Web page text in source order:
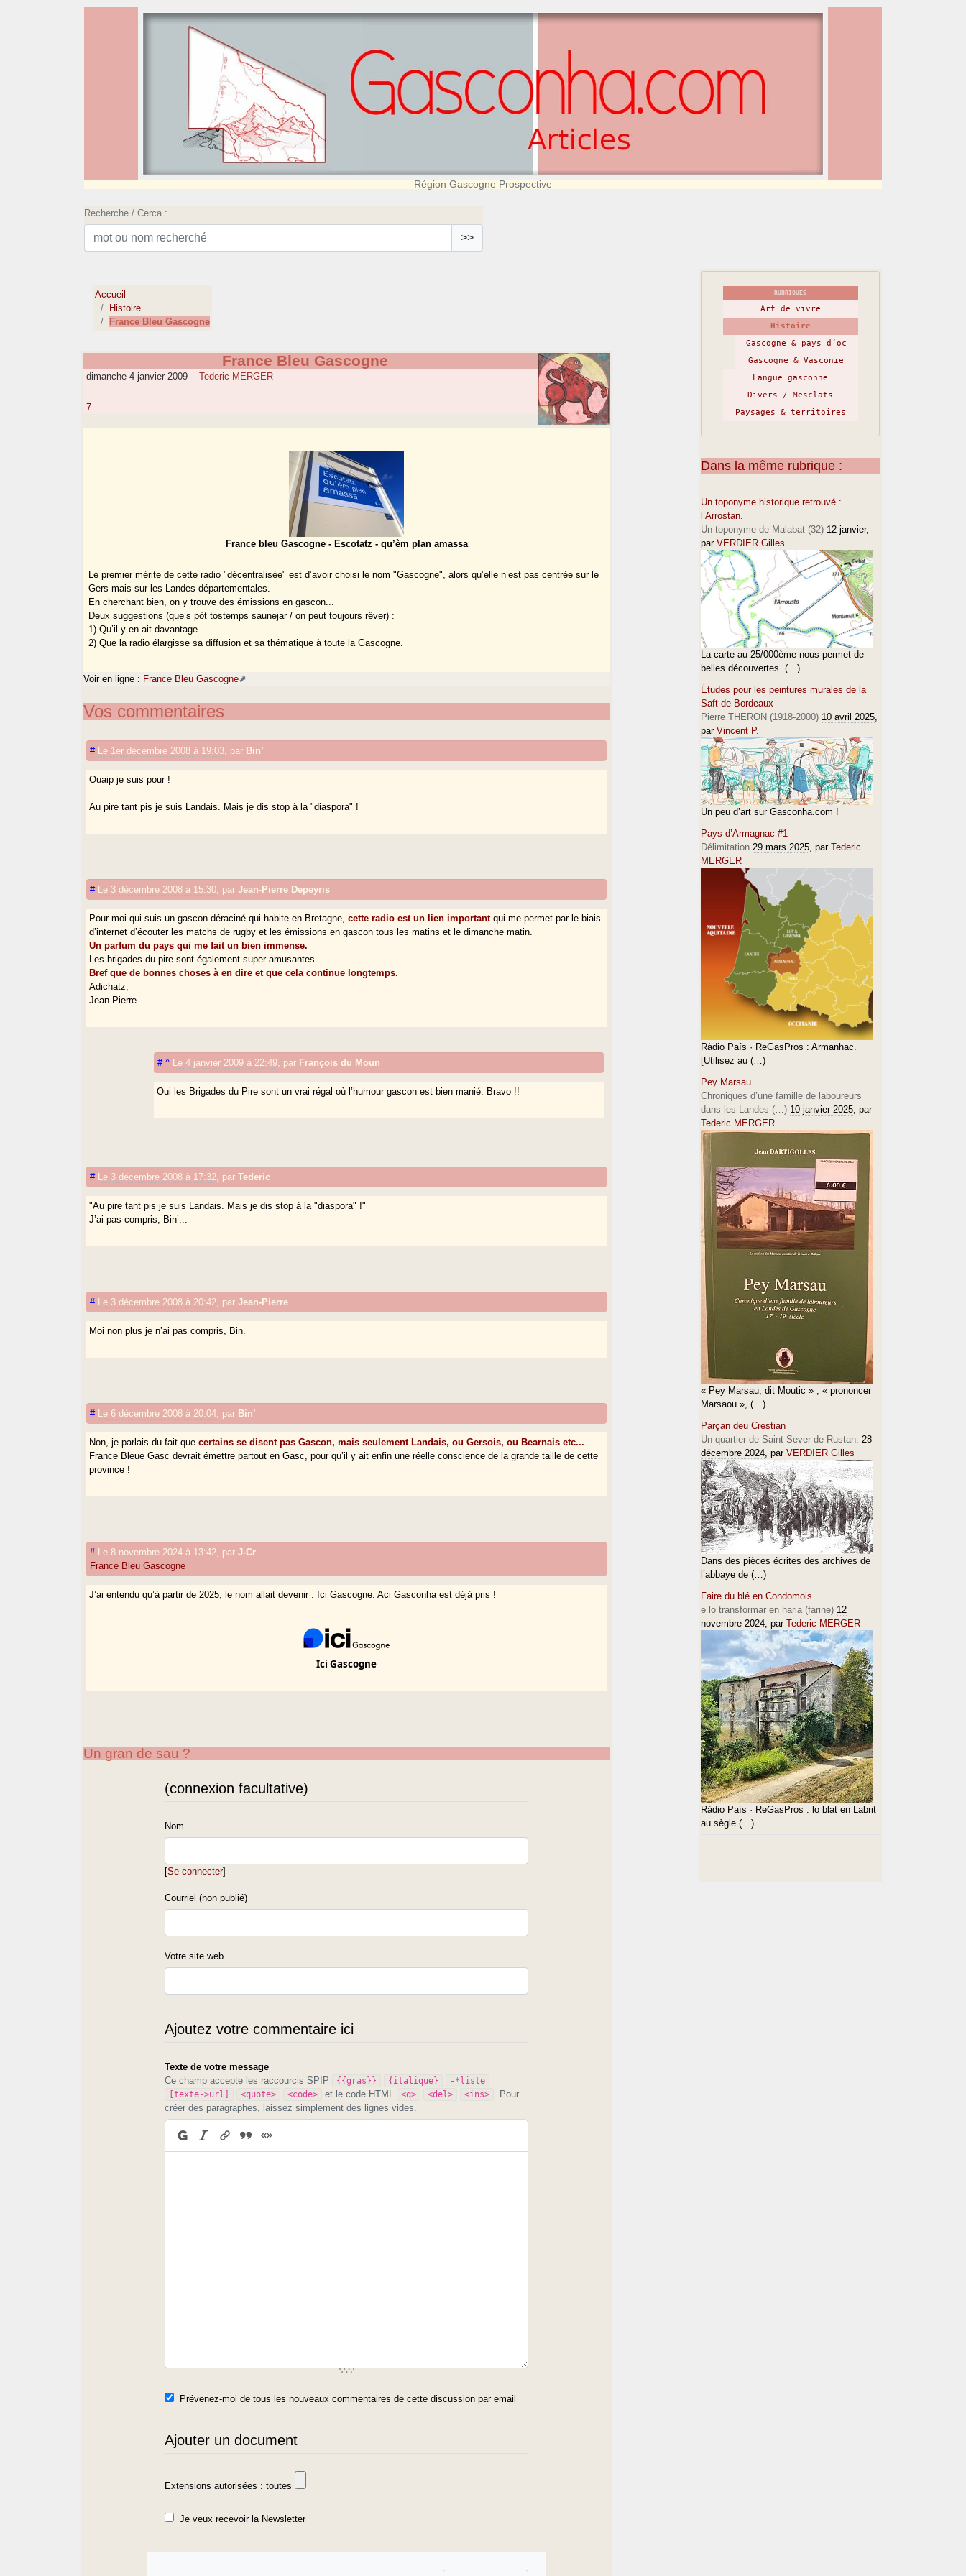
Région Gascogne Prospective
Recherche / Cerca :
>>
Accueil
Histoire
France Bleu Gascogne
France Bleu Gascogne
dimanche 4 janvier 2009 - Tederic MERGER
7
France bleu Gascogne - Escotatz - qu’èm plan amassa
Le premier mérite de cette radio "décentralisée" est d’avoir choisi le nom "Gascogne", alors qu’elle n’est pas centrée sur le
Gers mais sur les Landes départementales.
En cherchant bien, on y trouve des émissions en gascon...
Deux suggestions (que’s pòt tostemps saunejar / on peut toujours rêver) :
1) Qu’il y en ait davantage.
2) Que la radio élargisse sa diffusion et sa thématique à toute la Gascogne.
Voir en ligne : France Bleu Gascogne
Vos commentaires
# Le 1er décembre 2008 à 19:03 par Bin’
Ouaip je suis pour !
Au pire tant pis je suis Landais. Mais je dis stop à la "diaspora" !
# Le 3 décembre 2008 à 15:30 parJean-Pierre Depeyris
Pour moi qui suis un gascon déraciné qui habite en Bretagne,cette radio est un lien importantqui me permet par le biais
d’internet d’écouter les matchs de rugby et les émissions en gascon tous les matins et le dimanche matin.
Un parfum du pays qui me fait un bien immense.
Les brigades du pire sont également super amusantes.
Bref que de bonnes choses à en dire et que cela continue longtemps.
Adichatz,
Jean-Pierre
# ^ Le 4 janvier 2009 à 22:49 par François du Moun
Oui les Brigades du Pire sont un vrai régal où l’humour gascon est bien manié. Bravo !!
# Le 3 décembre 2008 à 17:32 parTederic
"Au pire tant pis je suis Landais. Mais je dis stop à la "diaspora" !"
J’ai pas compris, Bin’...
# Le 3 décembre 2008 à 20:42 parJean-Pierre
Moi non plus je n’ai pas compris, Bin.
# Le 6 décembre 2008 à 20:04 par Bin’
Non, je parlais du fait quecertains se disent pas Gascon, mais seulement Landais, ou Gersois, ou Bearnais etc...
France Bleue Gasc devrait émettre partout en Gasc, pour qu’il y ait enfin une réelle conscience de la grande taille de cette
province !
# Le 8 novembre 2024 à 13:42 parJ-Cr
France Bleu Gascogne
J’ai entendu qu’à partir de 2025, le nom allait devenir : Ici Gascogne. Aci Gasconha est déjà pris !
Ici Gascogne
Un gran de sau ?
(connexion facultative)
Nom
[Se connecter]
Courriel (non publié)
Votre site web
Ajoutez votre commentaire ici
Texte de votre message
Ce champ accepte les raccourcis SPIP
{{gras}} {italique}
-*liste
[texte->url]
<quote> <code> et le code HTML <q> <del> <ins>
. Pour
créer des paragraphes, laissez simplement des lignes vides.
Prévenez-moi de tous les nouveaux commentaires de cette discussion par email
Ajouter un document
Extensions autorisées : toutes
Je veux recevoir la Newsletter
RUBRIQUES
Art de vivre
Histoire
Gascogne & pays d’oc
Gascogne & Vasconie
Langue gasconne
Divers / Mesclats
Paysages & territoires
Dans la même rubrique :
Un toponyme historique retrouvé :
l’Arrostan.
Un toponyme de Malabat (32) 12 janvier,
par VERDIER Gilles
La carte au 25/000ème nous permet de
belles découvertes. (…)
Études pour les peintures murales de la
Saft de Bordeaux
Pierre THERON (1918-2000) 10 avril 2025,
par Vincent P.
Un peu d’art sur Gasconha.com !
Pays d’Armagnac #1
Délimitation 29 mars 2025, par Tederic
MERGER
Ràdio País · ReGasPros : Armanhac.
[Utilisez au (…)
Pey Marsau
Chroniques d’une famille de laboureurs
dans les Landes (…) 10 janvier 2025, par
Tederic MERGER
« Pey Marsau, dit Moutic » ; « prononcer
Marsaou », (…)
Parçan deu Crestian
Un quartier de Saint Sever de Rustan. 28
décembre 2024, par VERDIER Gilles
Dans des pièces écrites des archives de
l’abbaye de (…)
Faire du blé en Condomois
e lo transformar en haria (farine) 12
novembre 2024, par Tederic MERGER
Ràdio País · ReGasPros : lo blat en Labrit
au sègle (…)